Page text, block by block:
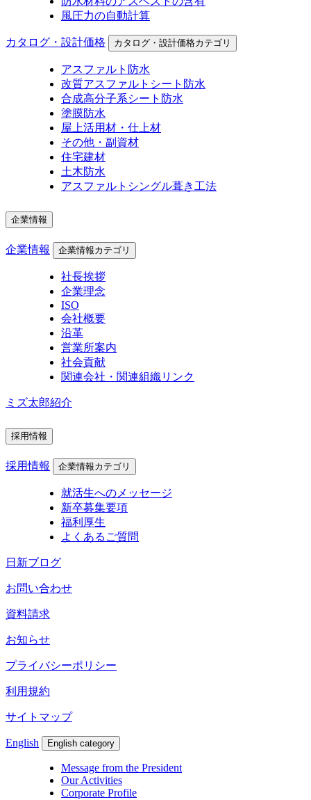
風圧力の自動計算
カタログ・設計価格 カタログ・設計価格カテゴリ
アスファルト防水
改質アスファルトシート防水
合成高分子系シート防水
塗膜防水
屋上活用材・仕上材
その他・副資材
住宅建材
土木防水
アスファルトシングル葺き工法
企業情報
企業情報 企業情報カテゴリ
社長挨拶
企業理念
ISO
会社概要
沿革
営業所案内
社会貢献
関連会社・関連組織リンク
ミズ太郎紹介
採用情報
採用情報 企業情報カテゴリ
就活生へのメッセージ
新卒募集要項
福利厚生
よくあるご質問
日新ブログ
お問い合わせ
資料請求
お知らせ
プライバシーポリシー
利用規約
サイトマップ
English English category
Message from the President
Our Activities
Corporate Profile